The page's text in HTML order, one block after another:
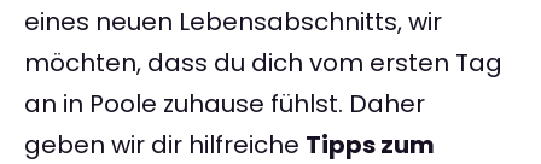
eines neuen Lebensabschnitts, wir
möchten, dass du dich vom ersten Tag
an in Poole zuhause fühlst. Daher
geben wir dir hilfreiche Tipps zum